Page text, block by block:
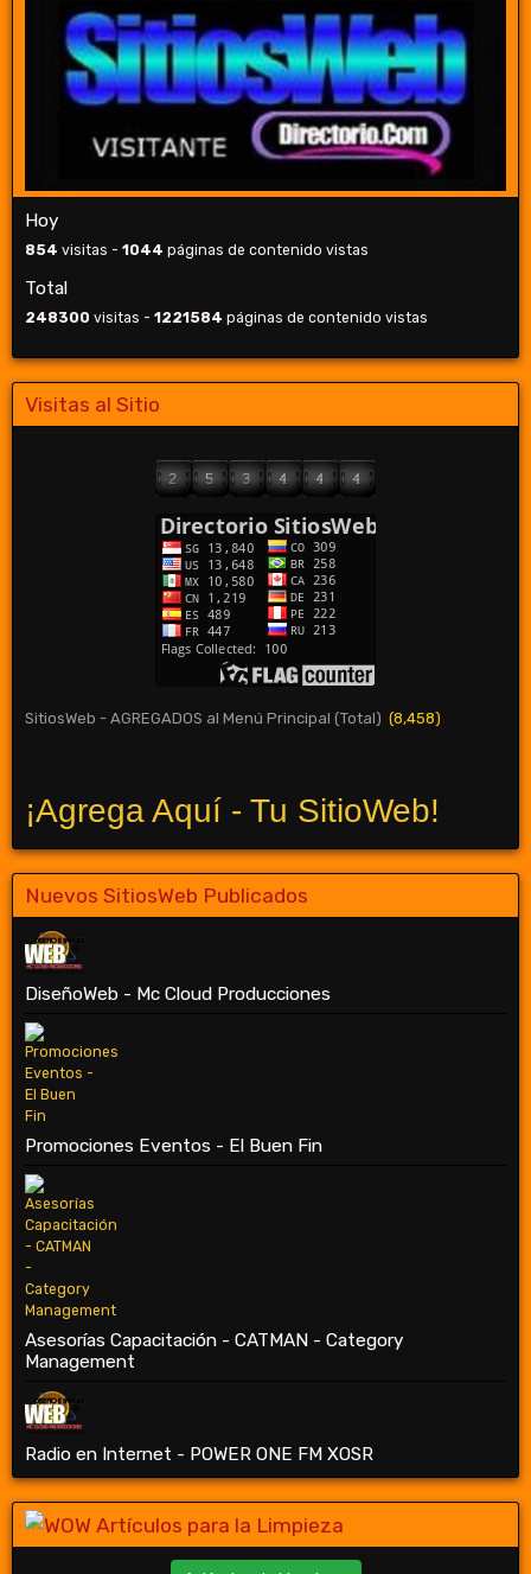
Hoy
854 visitas - 1044 páginas de contenido vistas
Total
248300 visitas - 1221584 páginas de contenido vistas
Visitas al Sitio
SitiosWeb - AGREGADOS al Menú Principal (Total) (8,458)
¡Agrega Aquí - Tu SitioWeb!
Nuevos SitiosWeb Publicados
DiseñoWeb - Mc Cloud Producciones
Promociones Eventos - El Buen Fin
Asesorías Capacitación - CATMAN - Category
Management
Radio en Internet - POWER ONE FM XOSR